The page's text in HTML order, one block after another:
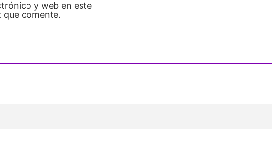
y web en este
que comente.